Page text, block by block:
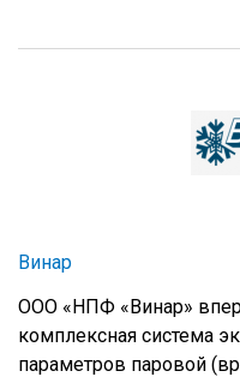
Винар
ООО «НПФ «Винар»
комплексная система
параметров паровой